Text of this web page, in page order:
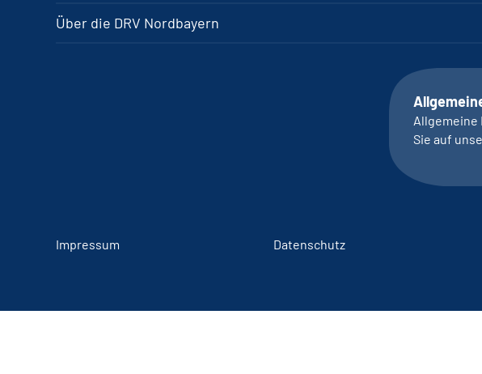
Über die DRV Nordbayern
Allgemeine
Sie auf
Impressum Datenschutz